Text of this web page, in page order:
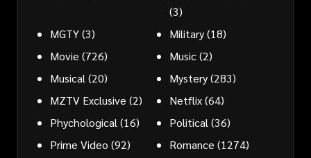
(3)
MGTY(3) Military(18)
Movie (726) Music(2)
Musical (20) Mystery(283)
MZTV Exclusive (2) Netflix(64)
Phychological (16) Political (36)
Prime Video (92) Romance (1274)